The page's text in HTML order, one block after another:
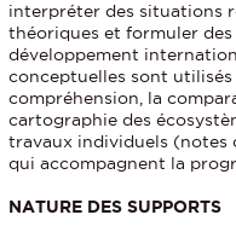
interpréter des situations
théoriques et formuler
développement
conceptuelles sont
compréhension, la
cartographie des
travaux individuels (notes
qui accompagnent la
NATURE DES SUPPORTS